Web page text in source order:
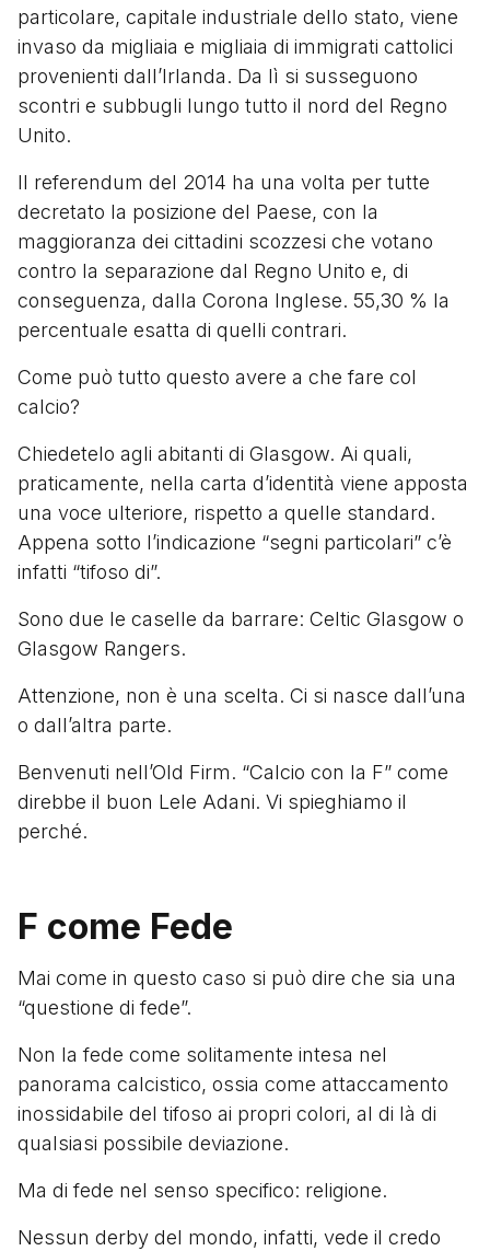
particolare, capitale industriale dello stato, viene
invaso da migliaia e migliaia di immigrati cattolici
provenienti dall’Irlanda. Da lì si susseguono
scontri e subbugli lungo tutto il nord del Regno
Unito.
Il referendum del 2014 ha una volta per tutte
decretato la posizione del Paese, con la
maggioranza dei cittadini scozzesi che votano
contro la separazione dal Regno Unito e, di
conseguenza, dalla Corona Inglese. 55,30 % la
percentuale esatta di quelli contrari.
Come può tutto questo avere a che fare col
calcio?
Chiedetelo agli abitanti di Glasgow. Ai quali,
praticamente, nella carta d’identità viene apposta
una voce ulteriore, rispetto a quelle standard.
Appena sotto l’indicazione “segni particolari” c’è
infatti “tifoso di”.
Sono due le caselle da barrare: Celtic Glasgow o
Glasgow Rangers.
Attenzione, non è una scelta. Ci si nasce dall’una
o dall’altra parte.
Benvenuti nell’Old Firm. “Calcio con la F” come
direbbe il buon Lele Adani. Vi spieghiamo il
perché.
F come Fede
Mai come in questo caso si può dire che sia una
“questione di fede”.
Non la fede come solitamente intesa nel
panorama calcistico, ossia come attaccamento
inossidabile del tifoso ai propri colori, al di là di
qualsiasi possibile deviazione.
Ma di fede nel senso specifico: religione.
Nessun derby del mondo, infatti, vede il credo